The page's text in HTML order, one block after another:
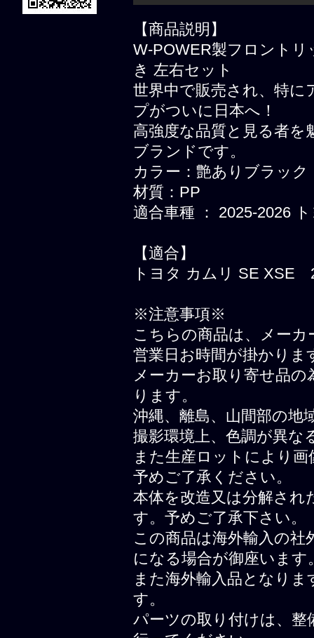
【商品説明】
W-POWER製フロント
き 左右セット
世界中で販売され、特に
プがついに日本へ！
高強度な品質と見る者
ブランドです。
カラー：艶ありブラック
材質：PP
適合車種 ： 2025-2026
【適合】
トヨタ カムリ SE XSE
※注意事項※
こちらの商品は、メー
営業日お時間が掛かりま
メーカーお取り寄せ品
ります。
沖縄、離島、山間部の地
撮影環境上、色調が異な
また生産ロットにより
予めご了承ください。
本体を改造又は分解され
す。予めご了承下さい。
この商品は海外輸入の
になる場合が御座います
また海外輸入品となり
す。
パーツの取り付けは、整